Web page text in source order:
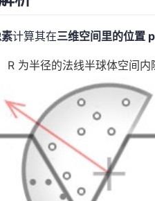
计算其在三维空间里的位置 p
R 为半径的法线半球体空间内